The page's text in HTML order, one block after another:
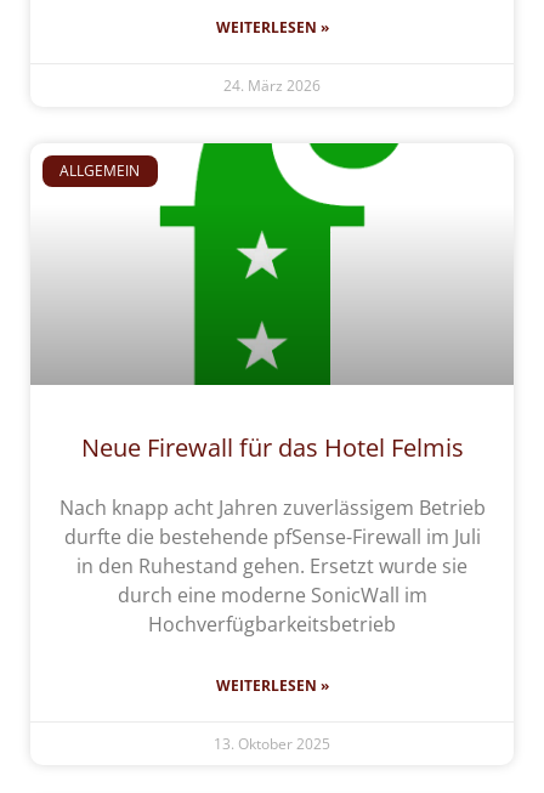
WEITERLESEN »
24. März 2026
ALLGEMEIN
Neue Firewall für das Hotel Felmis
Nach knapp acht Jahren zuverlässigem Betrieb
durfte die bestehende pfSense-Firewall im Juli
in den Ruhestand gehen. Ersetzt wurde sie
durch eine moderne SonicWall im
Hochverfügbarkeitsbetrieb
WEITERLESEN »
13. Oktober 2025